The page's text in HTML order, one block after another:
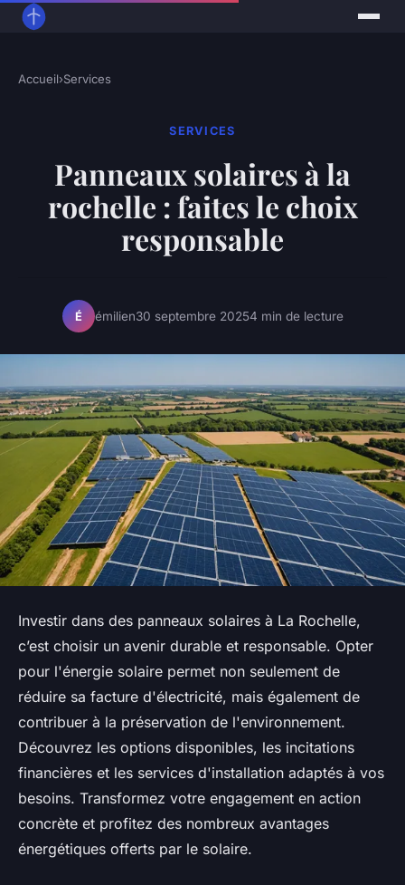
Accueil›Services
SERVICES
Panneaux solaires à la
rochelle : faites le choix
responsable
É émilien30 septembre 20254 min de lecture
Investir dans des panneaux solaires à La Rochelle,
c’est choisir un avenir durable et responsable. Opter
pour l'énergie solaire permet non seulement de
réduire sa facture d'électricité, mais également de
contribuer à la préservation de l'environnement.
Découvrez les options disponibles, les incitations
financières et les services d'installation adaptés à vos
besoins. Transformez votre engagement en action
concrète et profitez des nombreux avantages
énergétiques offerts par le solaire.